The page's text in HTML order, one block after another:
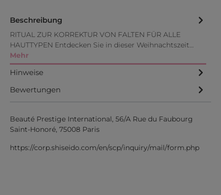
Beschreibung
RITUAL ZUR KORREKTUR VON FALTEN FÜR ALLE
HAUTTYPEN Entdecken Sie in dieser Weihnachtszeit…
Mehr
Hinweise
Bewertungen
Beauté Prestige International, 56/A Rue du Faubourg
Saint-Honoré, 75008 Paris
https://corp.shiseido.com/en/scp/inquiry/mail/form.php